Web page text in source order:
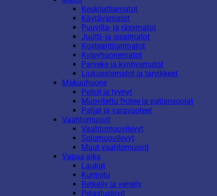
Keskilattiamatot
Käytävämatot
Puuvilla- ja räsymatot
Juutti- ja sisalmatot
Kosteantilanmatot
Kylpyhuonematot
Parveke ja kynnysmatot
Liukuestematot ja tarvikkeet
Makuuhuone
Peitot ja tyynyt
Muovitettu frotee ja patjansuojat
Patjat ja varavuoteet
Vaahtomuovit
Vaahtomuovilevyt
Solumuovilevyt
Muut vaahtomuovit
Vapaa-aika
Laukut
Kuntoilu
Retkeily ja veneily
Pelastusliivit